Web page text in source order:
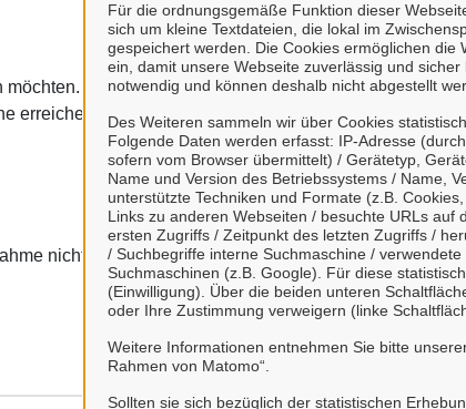
Für die ordnungsgemäße Funktion dieser
sich um kleine Textdateien, die lokal im
gespeichert werden. Die Cookies ermöglichen
ein, damit unsere Webseite zuverlässig und
notwendig und können deshalb nicht abgestellt
Des Weiteren sammeln wir über Cookies
Folgende Daten werden erfasst: IP-Adresse
sofern vom Browser übermittelt) / Gerätetyp,
Name und Version des Betriebssystems / Name,
unterstützte Techniken und Formate (z.B.
Links zu anderen Webseiten / besuchte URLs
ersten Zugriffs / Zeitpunkt des letzten Zugriffs /
/ Suchbegriffe interne Suchmaschine /
Suchmaschinen (z.B. Google). Für diese
(Einwilligung). Über die beiden unteren
oder Ihre Zustimmung verweigern (linke
Weitere Informationen entnehmen Sie bitte
Rahmen von Matomo“.
Sollten sie sich bezüglich der statistischen
Noch einfacher wird es, wenn Sie sich vorab
erreichen und mit Ihnen über eine sichere Verbindung
nicht nutzen möchten, klicken Sie einfach auf Weiter.